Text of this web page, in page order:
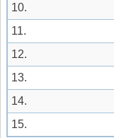
10.
11.
12.
13.
14.
15.